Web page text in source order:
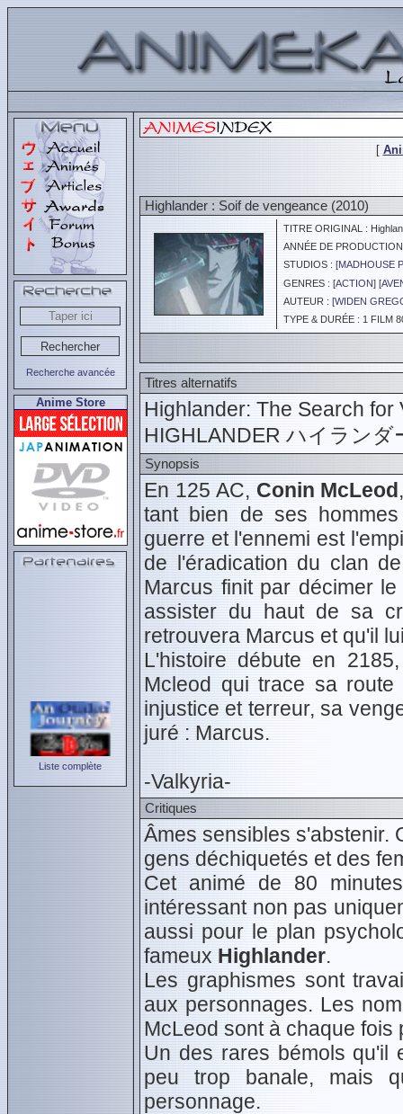
Recherche avancée
Anime Store
Liste complète
[
Highlander : Soif de vengeance (2010)
TITRE ORIGINAL :
ANNÉE DE
STUDIOS : [MADHOUSE
GENRES : [ACTION] [
AUTEUR : [WIDEN
TYPE & DURÉE : 1 FILM
Titres alternatifs
Highlander: The Search for
HIGHLANDER ハイラン
Synopsis
En 125 AC, Conin McLeod
tant bien de ses
guerre et l'ennemi est
de l'éradication du clan
Marcus finit par décimer
assister du haut de sa
retrouvera Marcus et qu'il
L'histoire débute en
Mcleod qui trace sa
injustice et terreur, sa
juré : Marcus.
-Valkyria-
Critiques
Âmes sensibles s'abstenir.
gens déchiquetés et des
Cet animé de 80
intéressant non pas
aussi pour le plan
fameux Highlander.
Les graphismes sont
aux personnages. Les
McLeod sont à chaque
Un des rares bémols qu'il
peu trop banale, mais
personnage.